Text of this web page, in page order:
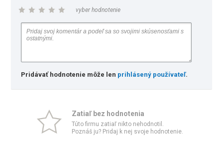
vyber hodnotenie
Pridávať hodnotenie môže len prihlásený používateľ.
Zatiaľ bez hodnotenia
Túto firmu zatiaľ nikto nehodnotil.
Poznáš ju? Pridaj k nej svoje hodnotenie.